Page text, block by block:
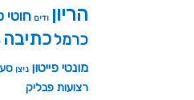
הריון ודים חוטי
כרמלכתיבה
מונטי פייטון ניצן
רצועות פבליק